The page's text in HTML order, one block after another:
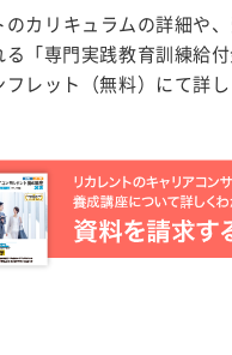
のカリキュラムの詳細や
る「専門実践教育訓練給
フレット（無料）にて詳